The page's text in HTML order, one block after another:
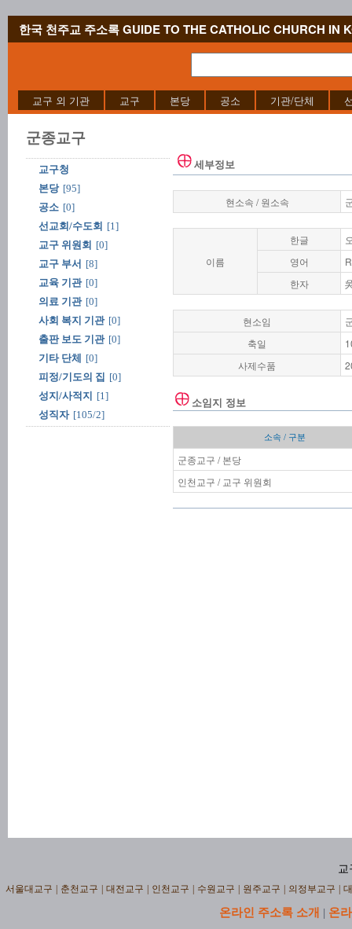
한국 천주교 주소록 GUIDE TO THE CATHOLIC CHURCH IN
교구 외 기관 교구 본당 공소 기관/단체
군종교구
교구청
본당 [95]
공소 [0]
선교회/수도회 [1]
교구 위원회 [0]
교구 부서 [8]
교육 기관 [0]
의료 기관 [0]
사회 복지 기관 [0]
출판 보도 기관 [0]
기타 단체
[0]
피정/기도의 집 [0]
성지/사적지
[1]
성직자 [105/2]
세부정보
현소속 / 원소속
이름
한글
영어
한자
현소임
축일
사제수품
소임지 정보
소속 / 구분
군종교구 / 본당
인천교구 / 교구 위원회
교
서울대교구 춘천교구 대전교구 인천교구 수원교구 원주교구 의정부교구
온라인 주소록 소개 | 온